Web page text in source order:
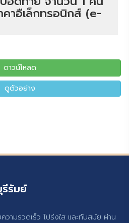
คาอืเล็กทรอนิกส์ (e-
ดาวน์โหลด
ดูตัวอย่าง
รัมย์
วามรวดเร็ว โปร่งใส และทันสมัย ผ่าน